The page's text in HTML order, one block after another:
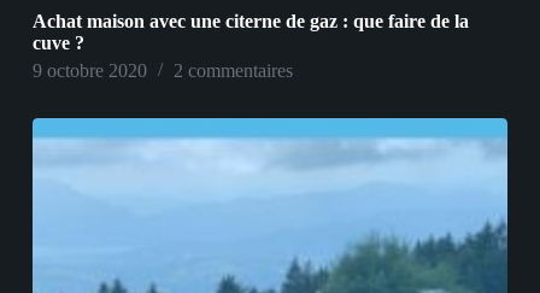
Achat maison avec une citerne de gaz : que faire de la
cuve ?
9 octobre 2020
2 commentaires